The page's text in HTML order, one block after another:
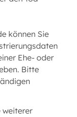
können Sie
Ehe- oder
Bitte
weiterer